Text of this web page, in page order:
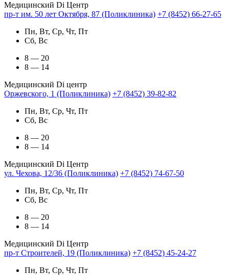
Медицинский Di Центр
пр-т им. 50 лет Октября, 87 (Поликлиника) +7 (8452) 66-27-65
Пн, Вт, Ср, Чт, Пт
Сб, Вс
8 — 20
8 — 14
Медицинский Di центр
Оржевского, 1 (Поликлиника) +7 (8452) 39-82-82
Пн, Вт, Ср, Чт, Пт
Сб, Вс
8 — 20
8 — 14
Медицинский Di Центр
ул. Чехова, 12/36 (Поликлиника) +7 (8452) 74-67-50
Пн, Вт, Ср, Чт, Пт
Сб, Вс
8 — 20
8 — 14
Медицинский Di Центр
пр-т Строителей, 19 (Поликлиника) +7 (8452) 45-24-27
Пн, Вт, Ср, Чт, Пт